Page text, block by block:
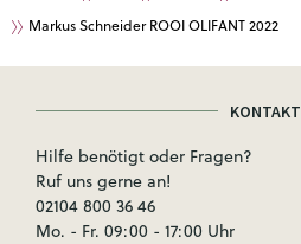
Markus Schneider ROOI OLIFANT 2022
KONTAKT
Hilfe benötigt oder Fragen?
Ruf uns gerne an!
02104 800 36 46
Mo. - Fr. 09:00 - 17:00 Uhr